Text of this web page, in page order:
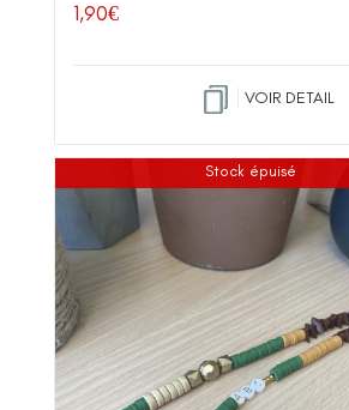
1,90€
VOIR DETAIL
Stock épuisé